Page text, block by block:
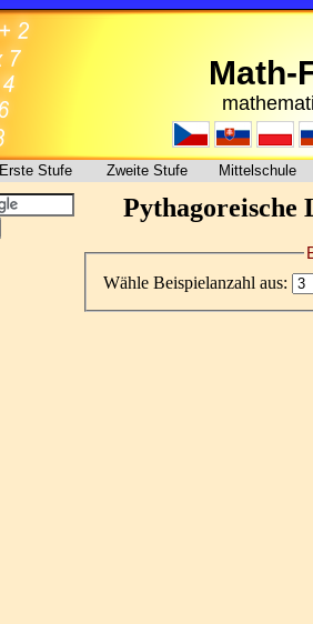
Math-
Erste Stufe Zweite Stufe Mittelschule
Pythagoreische
Wähle Beispielanzahl aus: